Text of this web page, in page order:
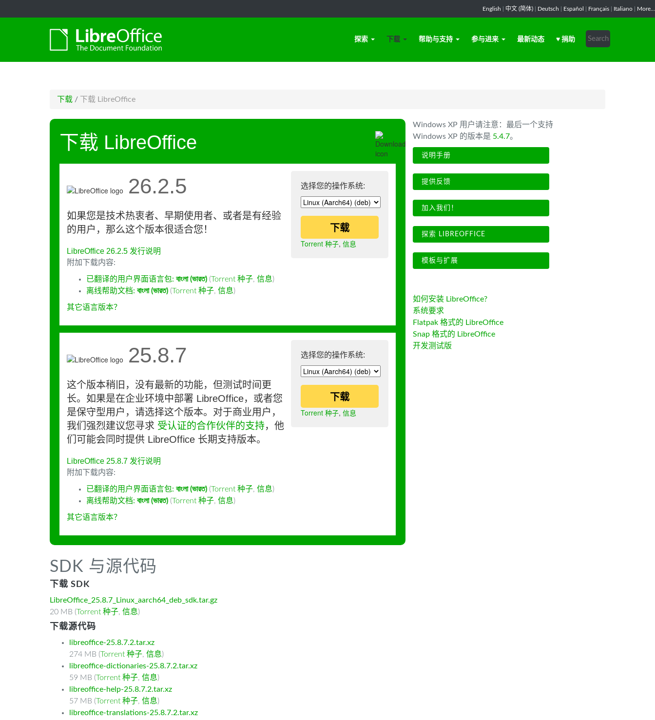
English 中文 (简体) Deutsch Español Français Italiano More...
探索 下载 帮助与支持 参与进来 最新动态 ♥ 捐助
下载 / 下载 LibreOffice
下载 LibreOffice
选择您的操作系统:
下载
Torrent 种子, 信息
26.2.5
如果您是技术热衷者、早期使用者、或者是有经验
的用户，那么这个版本很适合您！
LibreOffice 26.2.5 发行说明
附加下载内容:
已翻译的用户界面语言包: বাংলা (ভারত) (Torrent 种子, 信息)
离线帮助文档: বাংলা (ভারত) (Torrent 种子, 信息)
其它语言版本？
选择您的操作系统:
下载
Torrent 种子, 信息
25.8.7
这个版本稍旧，没有最新的功能，但测试时间更
长。如果是在企业环境中部署 LibreOffice，或者您
是保守型用户，请选择这个版本。对于商业用户，
我们强烈建议您寻求 受认证的合作伙伴的支持，他
们可能会同时提供 LibreOffice 长期支持版本。
LibreOffice 25.8.7 发行说明
附加下载内容:
已翻译的用户界面语言包: বাংলা (ভারত) (Torrent 种子, 信息)
离线帮助文档: বাংলা (ভারত) (Torrent 种子, 信息)
其它语言版本？
SDK 与源代码
下载 SDK
LibreOffice_25.8.7_Linux_aarch64_deb_sdk.tar.gz
20 MB (Torrent 种子, 信息)
下载源代码
libreoffice-25.8.7.2.tar.xz
274 MB (Torrent 种子, 信息)
libreoffice-dictionaries-25.8.7.2.tar.xz
59 MB (Torrent 种子, 信息)
libreoffice-help-25.8.7.2.tar.xz
57 MB (Torrent 种子, 信息)
libreoffice-translations-25.8.7.2.tar.xz
Windows XP 用户请注意：最后一个支持
Windows XP 的版本是 5.4.7。
说明手册
提供反馈
加入我们！
探索 LIBREOFFICE
模板与扩展
如何安装 LibreOffice?
系统要求
Flatpak 格式的 LibreOffice
Snap 格式的 LibreOffice
开发测试版